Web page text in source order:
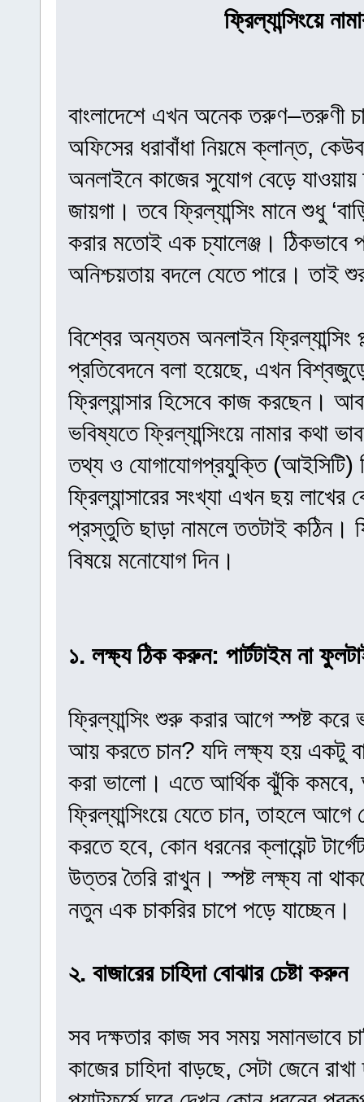
ফ্রিল্যান্সিংয়ে
বাংলাদেশে এখন অনেক তরুণ–তরুণী
অফিসের ধরাবাঁধা নিয়মে ক্লান্ত,
অনলাইনে কাজের সুযোগ বেড়ে যাওয়ায়
জায়গা। তবে ফ্রিল্যান্সিং মানে শুধু
করার মতোই এক চ্যালেঞ্জ। ঠিকভাবে
অনিশ্চয়তায় বদলে যেতে পারে। তাই
বিশ্বের অন্যতম অনলাইন
প্রতিবেদনে বলা হয়েছে, এখন
ফ্রিল্যান্সার হিসেবে কাজ করছেন।
ভবিষ্যতে ফ্রিল্যান্সিংয়ে নামার কথা
তথ্য ও যোগাযোগপ্রযুক্তি (আইসিটি)
ফ্রিল্যান্সারের সংখ্যা এখন ছয়
প্রস্তুতি ছাড়া নামলে ততটাই কঠিন।
বিষয়ে মনোযোগ দিন।
১. লক্ষ্য ঠিক করুন: পার্টটাইম না
ফ্রিল্যান্সিং শুরু করার আগে স্পষ্ট করে
আয় করতে চান? যদি লক্ষ্য হয় একটু
করা ভালো। এতে আর্থিক ঝুঁকি কমবে,
ফ্রিল্যান্সিংয়ে যেতে চান, তাহলে
করতে হবে, কোন ধরনের ক্লায়েন্ট
উত্তর তৈরি রাখুন। স্পষ্ট লক্ষ্য না
নতুন এক চাকরির চাপে পড়ে যাচ্ছেন।
২. বাজারের চাহিদা বোঝার চেষ্টা করুন
সব দক্ষতার কাজ সব সময় সমানভাবে
কাজের চাহিদা বাড়ছে, সেটা জেনে